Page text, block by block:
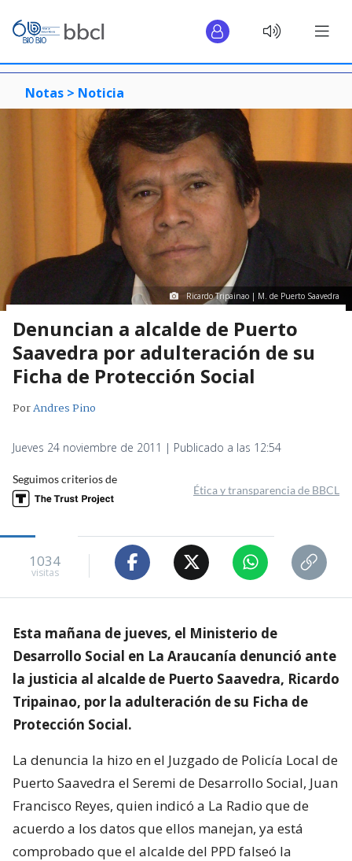
Notas > Noticia
Ricardo Tripainao | M. de Puerto Saavedra
Denuncian a alcalde de Puerto
Saavedra por adulteración de su
Ficha de Protección Social
PorAndres Pino
Jueves 24 noviembre de 2011 | Publicado a las 12:54
Seguimos criterios de
Ética y transparencia de BBCL
1034
visitas
Esta mañana de jueves, el Ministerio de
Desarrollo Social en La Araucanía denunció ante
la justicia al alcalde de Puerto Saavedra, Ricardo
Tripainao, por la adulteración de su Ficha de
Protección Social.
La denuncia la hizo en el Juzgado de Policía Local de
Puerto Saavedra el Seremi de Desarrollo Social, Juan
Francisco Reyes, quien indicó a La Radio que de
acuerdo a los datos que ellos manejan, ya está
comprobado que el alcalde del PPD falseó la